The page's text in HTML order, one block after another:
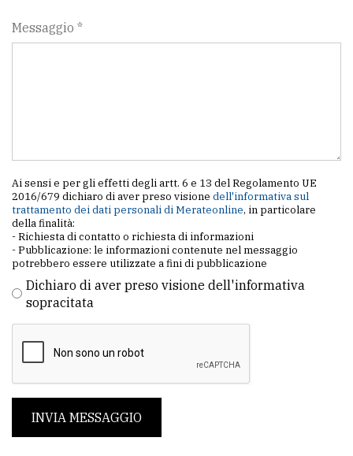
Messaggio *
Ai sensi e per gli effetti degli artt. 6 e 13 del Regolamento UE
2016/679 dichiaro di aver preso visione dell'informativa sul
trattamento dei dati personali di Merateonline, in particolare
della finalità:
- Richiesta di contatto o richiesta di informazioni
- Pubblicazione: le informazioni contenute nel messaggio
potrebbero essere utilizzate a fini di pubblicazione
Dichiaro di aver preso visione dell'informativa
sopracitata
INVIA MESSAGGIO